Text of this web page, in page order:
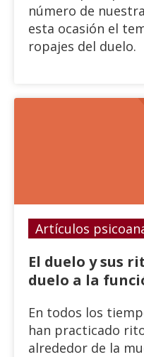
número de
esta ocasión el
ropajes del duelo.
Artículos
El duelo y sus
duelo a la
En todos los
han practicado
alrededor de la